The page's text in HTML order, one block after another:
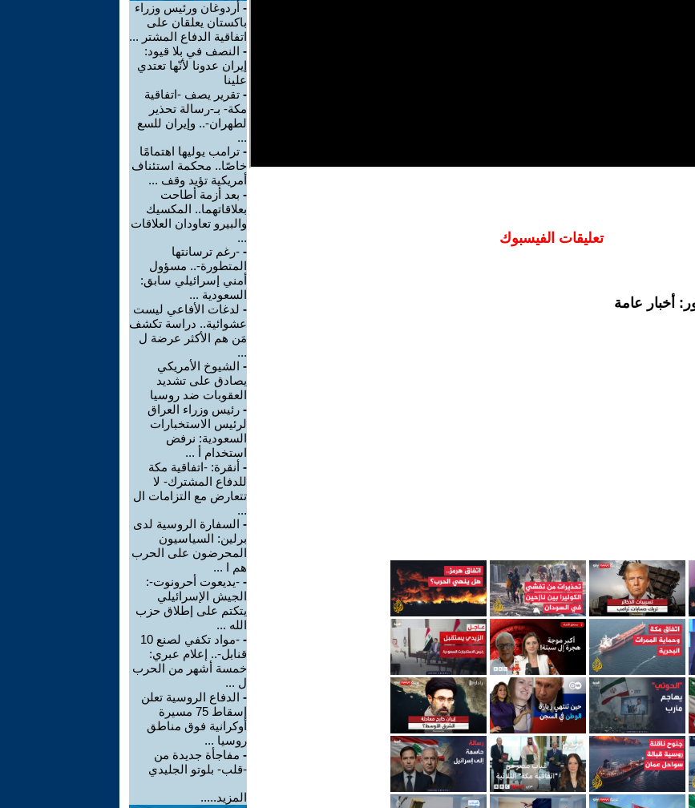
تعليقات الفيسبوك
أخبار عامة
- أردوغان ورئيس وزراء
باكستان يعلقان على
اتفاقية الدفاع المشتر ...
- النصف في بلا قيود:
إيران عدونا لأنّها تعتدي
علينا
- تقرير يصف -اتفاقية
مكة- بـ-رسالة تحذير
لطهران-.. وإيران للسع
...
- ترامب يوليها اهتمامًا
خاصًا.. محكمة استئناف
أمريكية تؤيد وقف ...
- بعد أزمة أطاحت
بعلاقاتهما.. المكسيك
والبيرو تعاودان العلاقات
...
- -رغم ترسانتها
المتطورة-.. مسؤول
أمني إسرائيلي سابق:
السعودية ...
- لدغات الأفاعي ليست
عشوائية.. دراسة تكشف
مَن هم الأكثر عرضة ل
...
- الشيوخ الأمريكي
يصادق على تشديد
العقوبات ضد روسيا
- رئيس وزراء العراق
لرئيس الاستخبارات
السعودية: نرفض
استخدام أ ...
- أنقرة: -اتفاقية مكة
للدفاع المشترك- لا
تتعارض مع التزامات ال
...
- السفارة الروسية لدى
برلين: السياسيون
المحرضون على الحرب
هم ا ...
- -يديعوت أحرونوت-:
الجيش الإسرائيلي
يتكتم على إطلاق حزب
الله ...
-
-مواد تكفي لصنع 10
قنابل-.. إعلام عبري:
خمسة أشهر من الحرب
ل ...
- الدفاع الروسية تعلن
إسقاط 75 مسيرة
أوكرانية فوق مناطق
روسيا ...
- مفاجأة جديدة من
-قلب- بلوتو الجليدي
المزيد.....